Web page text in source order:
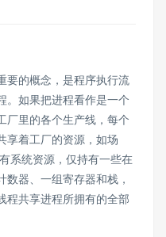
要的概念，是程序执行流
。如果把进程看作是一个
厂里的各个生产线，每个
享着工厂的资源，如场
系统资源，仅持有一些在
器、一组寄存器和栈，
程共享进程所拥有的全部